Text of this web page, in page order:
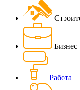
Бизнес
Работа